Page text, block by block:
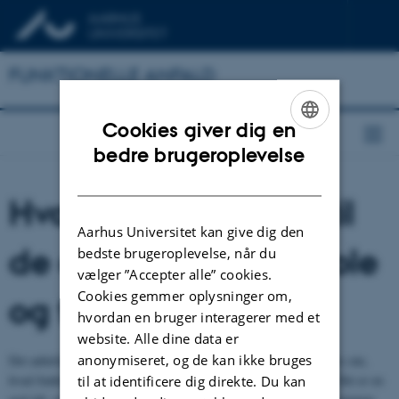
FUNKTIONELLE ANFALD
Hvad fortæller man til
de andre børn fra skole
og fritid?
Det anbefales, at elever og kammerater omkring barnet informeres om,
hvad funktionelle anfald er, og hvordan de bedst hjælper barnet. Det er en
ENGLISH
Cookies giver dig en
bedre brugeroplevelse
Aarhus Universitet kan give dig den
bedste brugeroplevelse, når du
vælger ”Accepter alle” cookies.
Cookies gemmer oplysninger om,
hvordan en bruger interagerer med et
website. Alle dine data er
anonymiseret, og de kan ikke bruges
til at identificere dig direkte. Du kan